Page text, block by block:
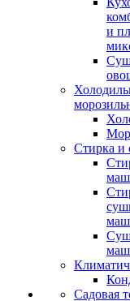
и
Стирка и
Садовая